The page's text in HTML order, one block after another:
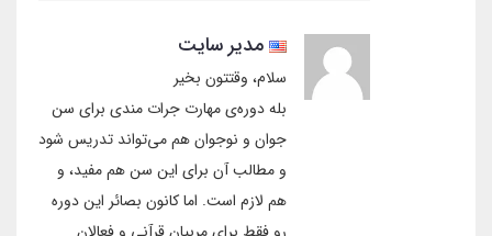
مدیر سایت
سلام، وقتتون بخیر
بله دوره‌ی مهارت جرات مندی برای سن
جوان و نوجوان هم می‌تواند تدریس شود
و مطالب آن برای این سن هم مفید، و
هم لازم است. اما کانون بصائر این دوره